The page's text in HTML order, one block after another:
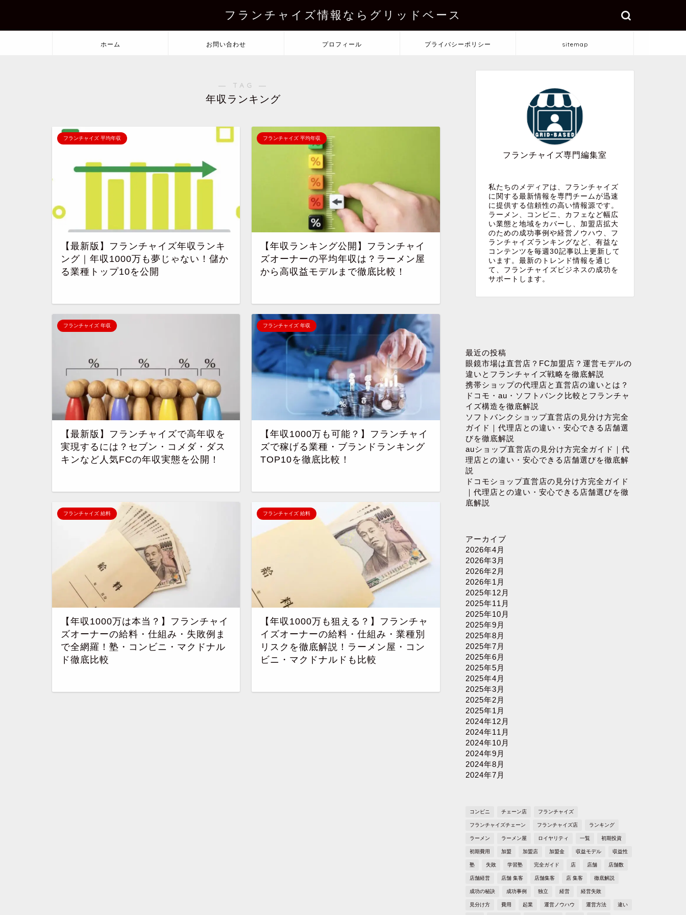
フランチャイズ情報ならグリッドベース
ホーム お問い合わせ プロフィール プライバシーポリシー sitemap
― TAG ―
年収ランキング
フランチャイズ 平均年収
【最新版】フランチャイズ年収ランキ
ング｜年収1000万も夢じゃない！儲か
る業種トップ10を公開
フランチャイズ 平均年収
【年収ランキング公開】フランチャイ
ズオーナーの平均年収は？ラーメン屋
から高収益モデルまで徹底比較！
フランチャイズ 年収
【最新版】フランチャイズで高年収を
実現するには？セブン・コメダ・ダス
キンなど人気FCの年収実態を公開！
フランチャイズ 年収
【年収1000万も可能？】フランチャイ
ズで稼げる業種・ブランドランキング
TOP10を徹底比較！
フランチャイズ 給料
【年収1000万は本当？】フランチャイ
ズオーナーの給料・仕組み・失敗例ま
で全網羅！塾・コンビニ・マクドナル
ド徹底比較
フランチャイズ 給料
【年収1000万も狙える？】フランチャ
イズオーナーの給料・仕組み・業種別
リスクを徹底解説！ラーメン屋・コン
ビニ・マクドナルドも比較
フランチャイズ専門編集室
私たちのメディアは、フランチャイズ
に関する最新情報を専門チームが迅速
に提供する信頼性の高い情報源です。
ラーメン、コンビニ、カフェなど幅広
い業態と地域をカバーし、加盟店拡大
のための成功事例や経営ノウハウ、フ
ランチャイズランキングなど、有益な
コンテンツを毎週30記事以上更新して
います。最新のトレンド情報を通じ
て、フランチャイズビジネスの成功を
サポートします。
最近の投稿
眼鏡市場は直営店？FC加盟店？運営モデルの
違いとフランチャイズ戦略を徹底解説
携帯ショップの代理店と直営店の違いとは？
ドコモ・au・ソフトバンク比較とフランチャ
イズ構造を徹底解説
ソフトバンクショップ直営店の見分け方完全
ガイド｜代理店との違い・安心できる店舗選
びを徹底解説
auショップ直営店の見分け方完全ガイド｜代
理店との違い・安心できる店舗選びを徹底解
説
ドコモショップ直営店の見分け方完全ガイド
｜代理店との違い・安心できる店舗選びを徹
底解説
アーカイブ
2026年4月
2026年3月
2026年2月
2026年1月
2025年12月
2025年11月
2025年10月
2025年9月
2025年8月
2025年7月
2025年6月
2025年5月
2025年4月
2025年3月
2025年2月
2025年1月
2024年12月
2024年11月
2024年10月
2024年9月
2024年8月
2024年7月
コンビニ チェーン店 フランチャイズ
フランチャイズチェーン フランチャイズ店 ランキング
ラーメン ラーメン屋 ロイヤリティ 一覧 初期投資
初期費用 加盟 加盟店 加盟金 収益モデル 収益性
塾 失敗 学習塾 完全ガイド 店 店舗 店舗数
店舗経営 店舗 集客 店舗集客 店 集客 徹底解説
成功の秘訣 成功事例 独立 経営 経営失敗
見分け方 費用 起業 運営ノウハウ 運営方法 違い